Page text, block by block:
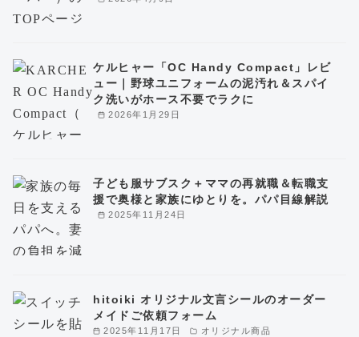
2026年1月29日
ケルヒャー「OC Handy Compact」レビ
ュー｜野球ユニフォームの泥汚れ＆スパイ
ク洗いがホース不要でラクに
2025年11月24日
子ども服サブスク＋ママの再就職＆転職支
援で奥様と家族にゆとりを。パパ目線解説
2025年11月17日 オリジナル商品
hitoiki オリジナル文言シールのオーダー
メイドご依頼フォーム